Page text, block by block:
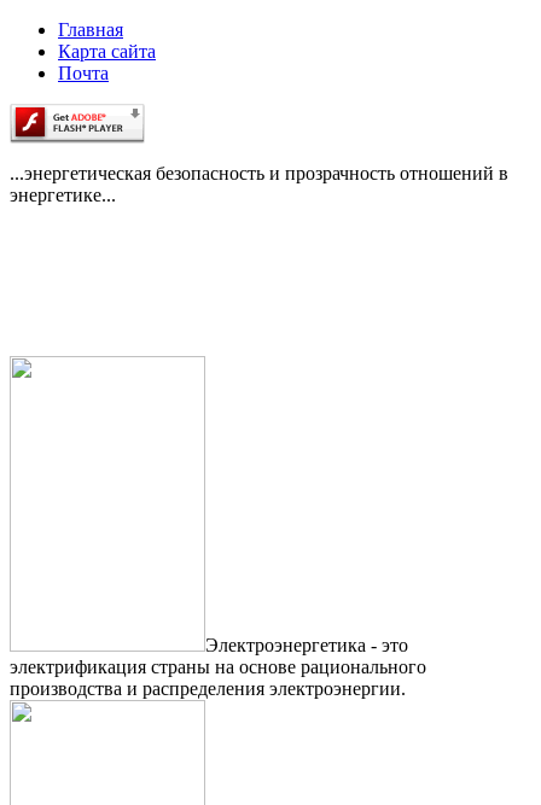
Главная
Карта сайта
Почта
...энергетическая безопасность и прозрачность отношений в
энергетике...
Электроэнергетика - это
электрификация страны на основе рационального
производства и распределения электроэнергии.